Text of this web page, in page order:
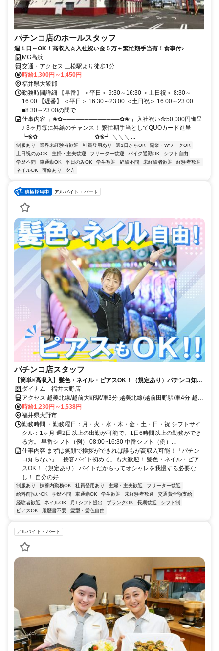
パチンコ店のホールスタッフ
週１日～OK！高収入☆入社祝い金５万＋繁忙期手当有！食事付♪
MG高浜
交通・アクセス 三松駅より徒歩1分
時給1,300円～1,450円
福井県大飯郡
勤務時間詳細 【早番】 ＜平日＞ 9:30～16:30 ＜土日祝＞ 8:30～
16:00 【遅番】 ＜平日＞ 16:30～23:00 ＜土日祝＞ 16:00～23:00
■8:30～23:00の間で...
仕事内容 ┏❀✿─────────────✿❀┓ 入社祝い金50,000円進呈
♪ 3ヶ月毎に昇給のチャンス！ 繁忙期手当としてQUOカード進呈
┗❀✿─────────────✿❀┛ ＼＼＼ ...
制服あり 業界未経験者歓迎 社員登用あり 週1日からOK
副業・WワークOK
土日祝のみOK
主婦・主夫歓迎 フリーター歓迎 バイク通勤OK
シフト自由
学歴不問
車通勤OK 平日のみOK 学生歓迎 経験不問 未経験者歓迎
経験者歓迎
ネイルOK
研修あり 夕方
アルバイト・パート
パチンコ店スタッフ
【簡単×高収入】髪色・ネイル・ピアスOK！（規定あり）パチンコ知ら
ない方も大歓迎！
ダイナム 福井大野店
アクセス 越美北線/越前大野駅/車3分 越美北線/越前田野駅/車4分 越美
北線/北大野駅/車9分
時給1,230円～1,538円
福井県大野市
勤務時間 ・勤務曜日：月・火・水・木・金・土・日・祝 シフトサイ
クル：1ヶ月 週2日以上の出勤が可能で、1日6時間以上の勤務ができ
る方。 早番シフト（例） 08:00~16:30 中番シフト（例）...
仕事内容 まずは笑顔で挨拶ができれば誰もが高収入可能！「パチン
コ知らない」「接客バイト初めて」も大歓迎！ 髪色・ネイル・ピア
スOK！（規定あり） バイトだからってオシャレを我慢する必要な
し！ 自分の好...
制服あり 扶養内勤務OK 社員登用あり 主婦・主夫歓迎
フリーター歓迎
給料前払いOK
学歴不問 車通勤OK 学生歓迎 未経験者歓迎
交通費全額支給
経験者歓迎
ネイルOK 月1シフト提出 ブランクOK 長期歓迎
シフト制
ピアスOK
履歴書不要 髪型・髪色自由
アルバイト・パート